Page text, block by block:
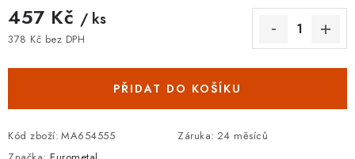
457 Kč / ks
378 Kč bez DPH
PŘIDAT DO KOŠÍKU
Kód zboží: MA654555 Záruka: 24 měsíců